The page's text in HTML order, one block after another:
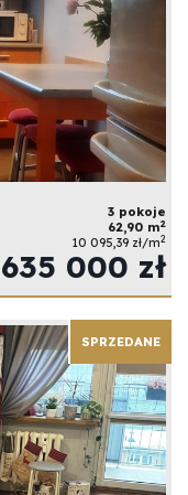
3 pokoje
62,90 m2
10 095,39 zł/m2
635 000 zł
SPRZEDANE